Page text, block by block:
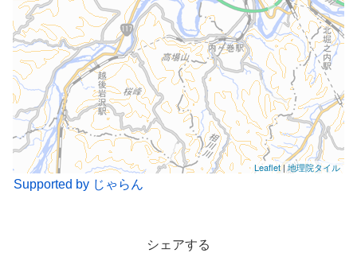
Leaflet|地理院タイル
Supported by じゃらん
シェアする